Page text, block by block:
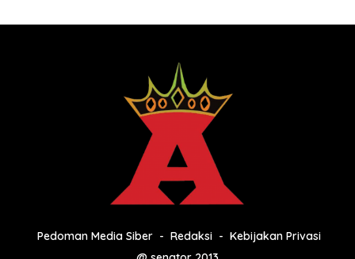
Pedoman Media Siber Redaksi
Kebijakan Privasi